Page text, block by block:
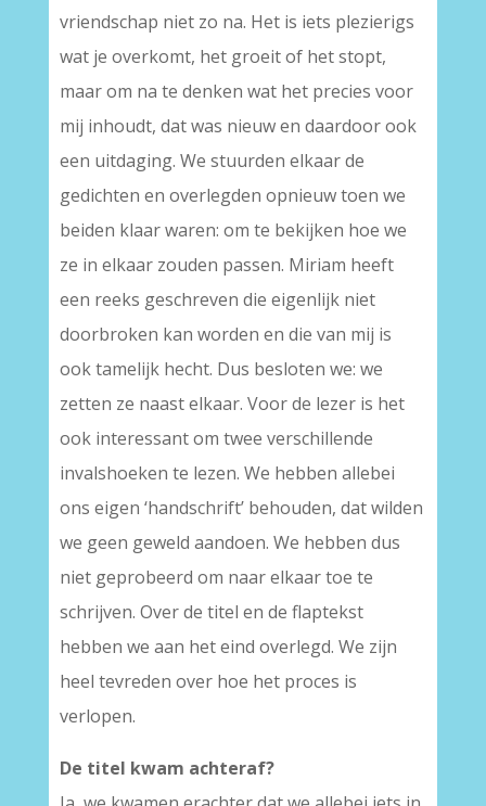
vriendschap niet zo na. Het is iets plezierigs
wat je overkomt, het groeit of het stopt,
maar om na te denken wat het precies voor
mij inhoudt, dat was nieuw en daardoor ook
een uitdaging. We stuurden elkaar de
gedichten en overlegden opnieuw toen we
beiden klaar waren: om te bekijken hoe we
ze in elkaar zouden passen. Miriam heeft
een reeks geschreven die eigenlijk niet
doorbroken kan worden en die van mij is
ook tamelijk hecht. Dus besloten we: we
zetten ze naast elkaar. Voor de lezer is het
ook interessant om twee verschillende
invalshoeken te lezen. We hebben allebei
ons eigen ‘handschrift’ behouden, dat wilden
we geen geweld aandoen. We hebben dus
niet geprobeerd om naar elkaar toe te
schrijven. Over de titel en de flaptekst
hebben we aan het eind overlegd. We zijn
heel tevreden over hoe het proces is
verlopen.
De titel kwam achteraf?